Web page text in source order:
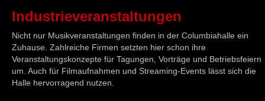
Industrieveranstaltungen
Nicht nur Musikveranstaltungen finden in der Columbiahalle ein
Zuhause. Zahlreiche Firmen setzten hier schon ihre
Veranstaltungskonzepte für Tagungen, Vorträge und Betriebsfeiern
um. Auch für Filmaufnahmen und Streaming-Events lässt sich die
Halle hervorragend nutzen.